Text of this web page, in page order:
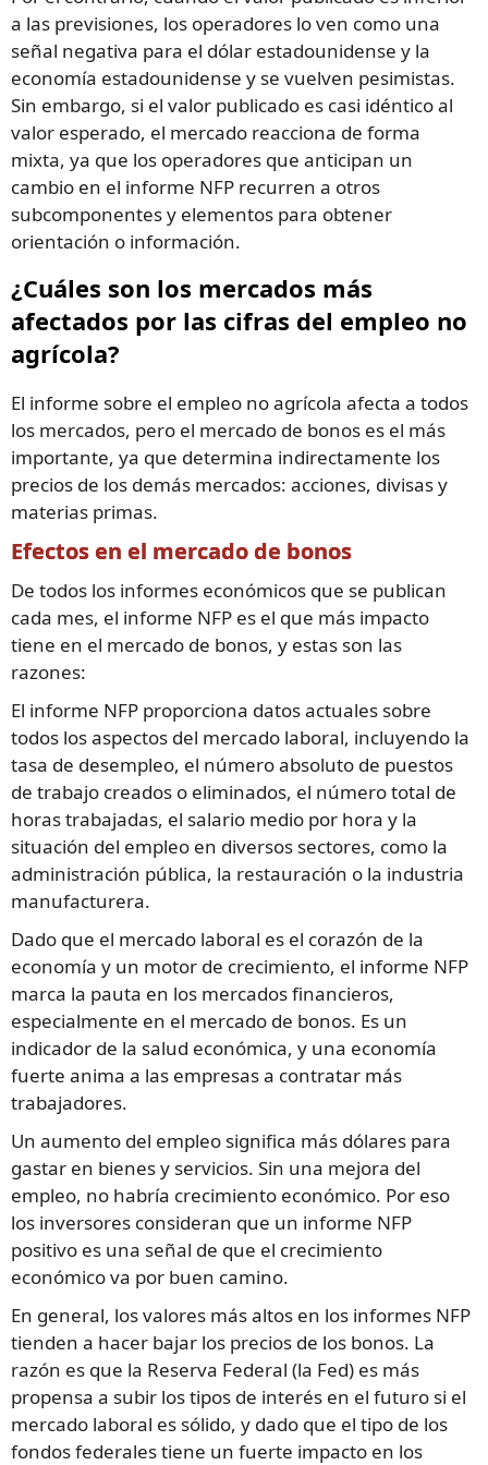
a las previsiones, los operadores lo ven como una
señal negativa para el dólar estadounidense y la
economía estadounidense y se vuelven pesimistas.
Sin embargo, si el valor publicado es casi idéntico al
valor esperado, el mercado reacciona de forma
mixta, ya que los operadores que anticipan un
cambio en el informe NFP recurren a otros
subcomponentes y elementos para obtener
orientación o información.
¿Cuáles son los mercados más
afectados por las cifras del empleo no
agrícola?
El informe sobre el empleo no agrícola afecta a todos
los mercados, pero el mercado de bonos es el más
importante, ya que determina indirectamente los
precios de los demás mercados: acciones, divisas y
materias primas.
Efectos en el mercado de bonos
De todos los informes económicos que se publican
cada mes, el informe NFP es el que más impacto
tiene en el mercado de bonos, y estas son las
razones:
El informe NFP proporciona datos actuales sobre
todos los aspectos del mercado laboral, incluyendo la
tasa de desempleo, el número absoluto de puestos
de trabajo creados o eliminados, el número total de
horas trabajadas, el salario medio por hora y la
situación del empleo en diversos sectores, como la
administración pública, la restauración o la industria
manufacturera.
Dado que el mercado laboral es el corazón de la
economía y un motor de crecimiento, el informe NFP
marca la pauta en los mercados financieros,
especialmente en el mercado de bonos. Es un
indicador de la salud económica, y una economía
fuerte anima a las empresas a contratar más
trabajadores.
Un aumento del empleo significa más dólares para
gastar en bienes y servicios. Sin una mejora del
empleo, no habría crecimiento económico. Por eso
los inversores consideran que un informe NFP
positivo es una señal de que el crecimiento
económico va por buen camino.
En general, los valores más altos en los informes NFP
tienden a hacer bajar los precios de los bonos. La
razón es que la Reserva Federal (la Fed) es más
propensa a subir los tipos de interés en el futuro si el
mercado laboral es sólido, y dado que el tipo de los
fondos federales tiene un fuerte impacto en los